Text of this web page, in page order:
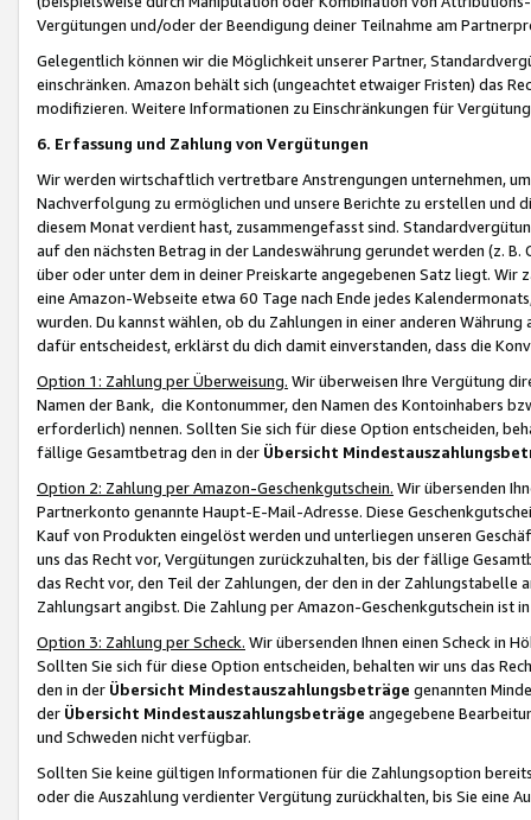
Vergütungen und/oder der Beendigung deiner Teilnahme am
Gelegentlich können wir die Möglichkeit unserer Partner,
einschränken. Amazon behält sich (ungeachtet etwaiger Fristen) das
modifizieren. Weitere Informationen zu Einschränkungen für
6. Erfassung und Zahlung von Vergütungen
Wir werden wirtschaftlich vertretbare Anstrengungen unternehmen,
Nachverfolgung zu ermöglichen und unsere Berichte zu erstellen und
diesem Monat verdient hast, zusammengefasst sind.
auf den nächsten Betrag in der Landeswährung gerundet werden (z.
über oder unter dem in deiner Preiskarte angegebenen Satz liegt.
eine Amazon-Webseite etwa 60 Tage nach Ende jedes
wurden. Du kannst wählen, ob du Zahlungen in einer anderen
dafür entscheidest, erklärst du dich damit einverstanden, dass die
Option 1: Zahlung per Überweisung. Wir überweisen Ihre Vergütung
Namen der Bank, die Kontonummer, den Namen des Kontoinhabers
erforderlich) nennen. Sollten Sie sich für diese Option entscheiden,
fällige Gesamtbetrag den in der Übersicht
Option 2: Zahlung per Amazon-Geschenkgutschein. Wir übersenden
Partnerkonto genannte Haupt-E-Mail-Adresse. Diese
Kauf von Produkten eingelöst werden und unterliegen unseren
uns das Recht vor, Vergütungen zurückzuhalten, bis der fällige
das Recht vor, den Teil der Zahlungen, der den in der
Zahlungsart angibst. Die Zahlung per Amazon-Geschenkgutschein ist
Option 3: Zahlung per Scheck. Wir übersenden Ihnen einen Scheck in
Sollten Sie sich für diese Option entscheiden, behalten wir uns das
den in der Übersicht Mindestauszahlungsbeträge genannten
der Übersicht Mindestauszahlungsbeträge angegebene
und Schweden nicht verfügbar.
Sollten Sie keine gültigen Informationen für die Zahlungsoption
oder die Auszahlung verdienter Vergütung zurückhalten, bis Sie